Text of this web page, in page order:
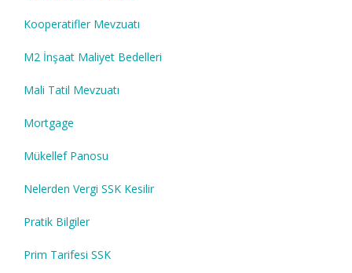
Kooperatifler Mevzuatı
M2 İnşaat Maliyet Bedelleri
Mali Tatil Mevzuatı
Mortgage
Mükellef Panosu
Nelerden Vergi SSK Kesilir
Pratik Bilgiler
Prim Tarifesi SSK